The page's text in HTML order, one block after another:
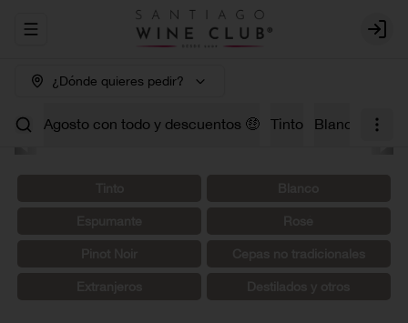
Abrir menu de navegación Login
¿Dónde quieres pedir?
Agosto con todo y descuentos 🤑 Tinto Blanco